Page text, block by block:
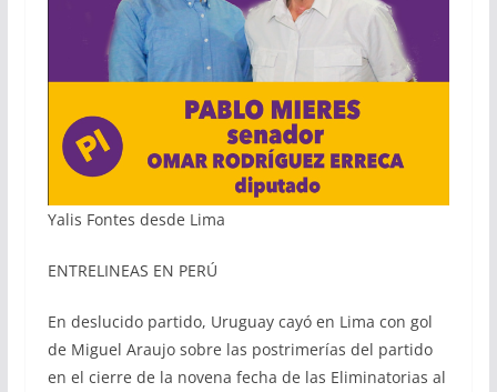
Yalis Fontes desde Lima
ENTRELINEAS EN PERÚ
En deslucido partido, Uruguay cayó en Lima con gol
de Miguel Araujo sobre las postrimerías del partido
en el cierre de la novena fecha de las Eliminatorias al